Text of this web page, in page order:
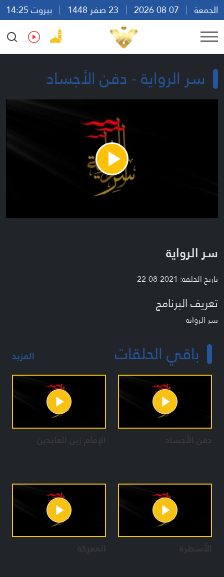
الجمعة
بيروت 14:25
Ar
En Fr Es
سر الرواية - دفن الأجساد
Play
Video
سر الرواية
تاريخ الحلقة: 2021-08-22
تعريف البرنامج
سر الرواية
باقي الحلقات المزيد
دفن الأجساد الإمام زين العابدين
الأسطرة المعركة